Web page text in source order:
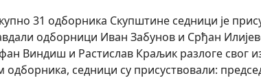
31 одборника Скупштине седници је
одборници Иван Забунов и Срђан
Виндиш и Растислав Краљик разлоге свог
одборника, седници су присуствовали: